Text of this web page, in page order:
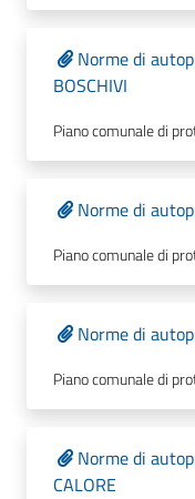
Norme di
BOSCHIVI
Piano comunale di
Norme di
Piano comunale di
Norme di
Piano comunale di
Norme di
CALORE